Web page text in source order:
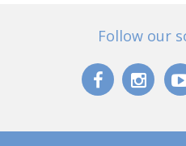
Follow our